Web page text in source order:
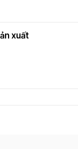
xuất